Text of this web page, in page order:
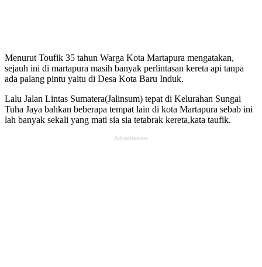
Menurut Toufik 35 tahun Warga Kota Martapura mengatakan,
sejauh ini di martapura masih banyak perlintasan kereta api tanpa
ada palang pintu yaitu di Desa Kota Baru Induk.
Lalu Jalan Lintas Sumatera(Jalinsum) tepat di Kelurahan Sungai
Tuha Jaya bahkan beberapa tempat lain di kota Martapura sebab ini
lah banyak sekali yang mati sia sia tetabrak kereta,kata taufik.
Advertisement